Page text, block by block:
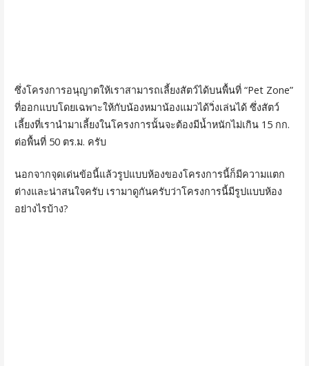
ซึ่งโครงการอนุญาตให้เราสามารถเลี้ยงสัตว์ได้บนพื้นที่ “Pet Zone”
ที่ออกแบบโดยเฉพาะให้กับน้องหมาน้องแมวได้วิ่งเล่นได้ ซึ่งสัตว์
เลี้ยงที่เรานำมาเลี้ยงในโครงการนั้นจะต้องมีน้ำหนักไม่เกิน 15 กก.
ต่อพื้นที่ 50 ตร.ม. ครับ
นอกจากจุดเด่นข้อนี้แล้วรูปแบบห้องของโครงการนี้ก็มีความแตก
ต่างและน่าสนใจครับ เรามาดูกันครับว่าโครงการนี้มีรูปแบบห้อง
อย่างไรบ้าง?